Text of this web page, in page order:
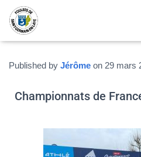
Published by Jérôme on 29 mars
Championnats de